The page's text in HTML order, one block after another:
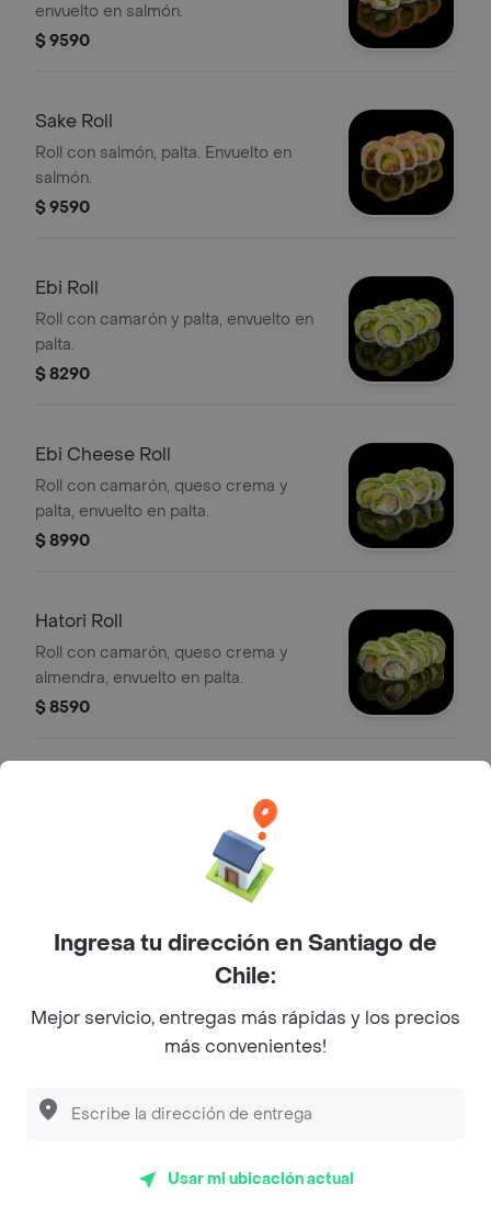
envuelto en salmón.
$ 9590
Sake Roll
Roll con salmón, palta. Envuelto en
salmón.
$ 9590
Ebi Roll
Roll con camarón y palta, envuelto en
palta.
$ 8290
Ebi Cheese Roll
Roll con camarón, queso crema y
palta, envuelto en palta.
$ 8990
Hatori Roll
Roll con camarón, queso crema y
almendra, envuelto en palta.
$ 8590
Roll con pollo apanado en panko,
queso crema, cebollín, envuelto en
Avocado Cheese Furai Roll
Roll con camarón furai, queso crema,
cebollín, envuelto en palta.
Rolls California
California Sake Roll
Ingresa tu dirección en Santiago de
Chile:
Mejor servicio, entregas más rápidas y los precios
más convenientes!
Usar mi ubicación actual